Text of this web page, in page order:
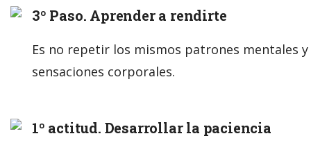
3º Paso. Aprender a rendirte
Es no repetir los mismos patrones mentales
sensaciones corporales.
1º actitud. Desarrollar la paciencia